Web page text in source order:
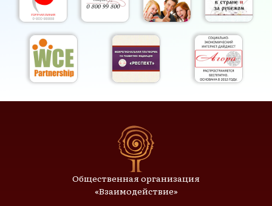
Общественная организация
«Взаимодействие»